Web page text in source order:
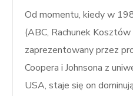
Od momentu, kiedy w
(ABC, Rachunek Kosztów
zaprezentowany przez
Coopera i Johnsona z
USA, staje się on